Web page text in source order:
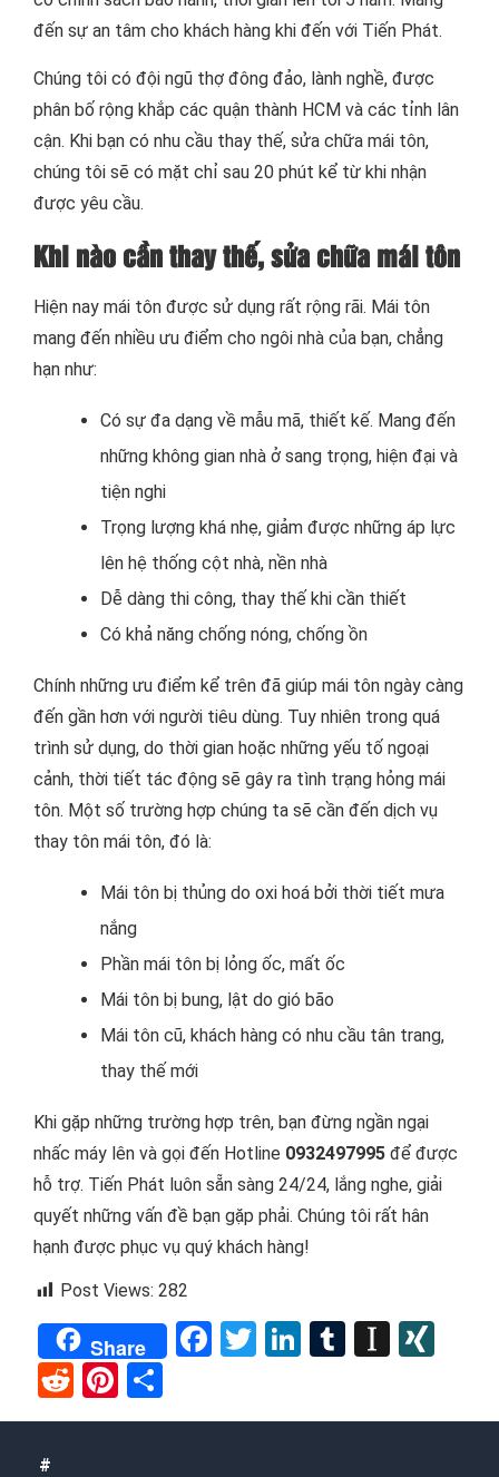
đến sự an tâm cho khách hàng khi đến với Tiến Phát.
Chúng tôi có đội ngũ thợ đông đảo, lành nghề, được
phân bố rộng khắp các quận thành HCM và các tỉnh lân
cận. Khi bạn có nhu cầu thay thế, sửa chữa mái tôn,
chúng tôi sẽ có mặt chỉ sau 20 phút kể từ khi nhận
được yêu cầu.
Khi nào cần thay thế, sửa chữa mái tôn
Hiện nay mái tôn được sử dụng rất rộng rãi. Mái tôn
mang đến nhiều ưu điểm cho ngôi nhà của bạn, chẳng
hạn như:
Có sự đa dạng về mẫu mã, thiết kế. Mang đến
những không gian nhà ở sang trọng, hiện đại và
tiện nghi
Trọng lượng khá nhẹ, giảm được những áp lực
lên hệ thống cột nhà, nền nhà
Dễ dàng thi công, thay thế khi cần thiết
Có khả năng chống nóng, chống ồn
Chính những ưu điểm kể trên đã giúp mái tôn ngày càng
đến gần hơn với người tiêu dùng. Tuy nhiên trong quá
trình sử dụng, do thời gian hoặc những yếu tố ngoại
cảnh, thời tiết tác động sẽ gây ra tình trạng hỏng mái
tôn. Một số trường hợp chúng ta sẽ cần đến dịch vụ
thay tôn mái tôn, đó là:
Mái tôn bị thủng do oxi hoá bởi thời tiết mưa
nắng
Phần mái tôn bị lỏng ốc, mất ốc
Mái tôn bị bung, lật do gió bão
Mái tôn cũ, khách hàng có nhu cầu tân trang,
thay thế mới
Khi gặp những trường hợp trên, bạn đừng ngần ngại
nhấc máy lên và gọi đến Hotline 0932497995 để được
hỗ trợ. Tiến Phát luôn sẵn sàng 24/24, lắng nghe, giải
quyết những vấn đề bạn gặp phải. Chúng tôi rất hân
hạnh được phục vụ quý khách hàng!
Post Views: 282
Share Facebook
TwitterLinkedIn
Tumblr
RedditPinterest
#